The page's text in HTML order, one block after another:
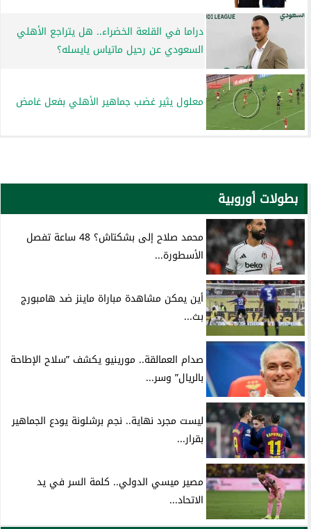
دراما في القلعة الخضراء.. هل يتراجع الأهلي
السعودي عن رحيل ماتياس يايسله؟
معلول يثير غضب جماهير الأهلي بفعل غامض
بطولات أوروبية
محمد صلاح إلى بشكتاش؟ 48 ساعة تفصل
الأسطورة...
أين يمكن مشاهدة مباراة ماينز ضد هامبورج
بث...
صدام العمالقة.. مورينيو يكشف ”سلاح الإطاحة
بالريال” وسر...
ليست مجرد نهاية.. نجم برشلونة يودع الجماهير
بقرار...
مصير ميسي الدولي.. كلمة السر في يد
الاتحاد...